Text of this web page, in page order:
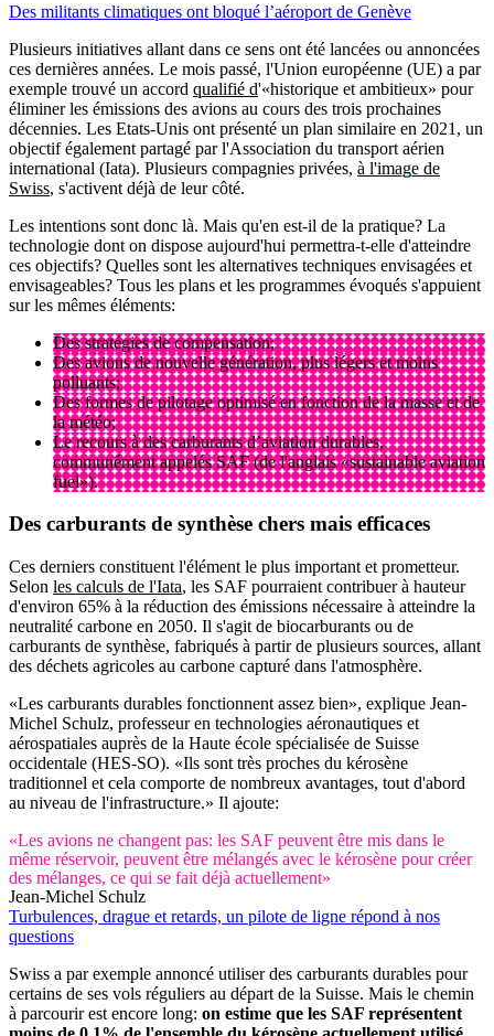
Des militants climatiques ont bloqué l’aéroport de Genève
Plusieurs initiatives allant dans ce sens ont été lancées ou annoncées
ces dernières années. Le mois passé, l'Union européenne (UE) a par
exemple trouvé un accord qualifié d'«historique et ambitieux» pour
éliminer les émissions des avions au cours des trois prochaines
décennies. Les Etats-Unis ont présenté un plan similaire en 2021, un
objectif également partagé par l'Association du transport aérien
international (Iata). Plusieurs compagnies privées, à l'image de
Swiss, s'activent déjà de leur côté.
Les intentions sont donc là. Mais qu'en est-il de la pratique? La
technologie dont on dispose aujourd'hui permettra-t-elle d'atteindre
ces objectifs? Quelles sont les alternatives techniques envisagées et
envisageables? Tous les plans et les programmes évoqués s'appuient
sur les mêmes éléments:
Des stratégies de compensation;
Des avions de nouvelle génération, plus légers et moins
polluants;
Des formes de pilotage optimisé en fonction de la masse et de
la météo;
Le recours à des carburants d’aviation durables,
communément appelés SAF (de l'anglais «sustainable aviation
fuel»).
Des carburants de synthèse chers mais efficaces
Ces derniers constituent l'élément le plus important et prometteur.
Selon les calculs de l'Iata, les SAF pourraient contribuer à hauteur
d'environ 65% à la réduction des émissions nécessaire à atteindre la
neutralité carbone en 2050. Il s'agit de biocarburants ou de
carburants de synthèse, fabriqués à partir de plusieurs sources, allant
des déchets agricoles au carbone capturé dans l'atmosphère.
«Les carburants durables fonctionnent assez bien», explique Jean-
Michel Schulz, professeur en technologies aéronautiques et
aérospatiales auprès de la Haute école spécialisée de Suisse
occidentale (HES-SO). «Ils sont très proches du kérosène
traditionnel et cela comporte de nombreux avantages, tout d'abord
au niveau de l'infrastructure.» Il ajoute:
«Les avions ne changent pas: les SAF peuvent être mis dans le
même réservoir, peuvent être mélangés avec le kérosène pour créer
des mélanges, ce qui se fait déjà actuellement»
Jean-Michel Schulz
Turbulences, drague et retards, un pilote de ligne répond à nos
questions
Swiss a par exemple annoncé utiliser des carburants durables pour
certains de ses vols réguliers au départ de la Suisse. Mais le chemin
à parcourir est encore long: on estime que les SAF représentent